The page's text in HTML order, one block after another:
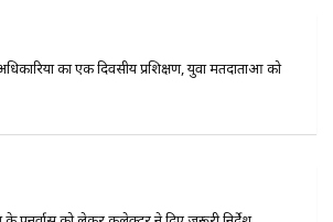
का एक दिवसीय प्रशिक्षण, युवा मतदाताओं को